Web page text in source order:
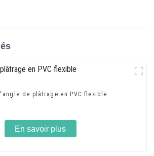
de plâtrage en PVC flexible
En savoir plus